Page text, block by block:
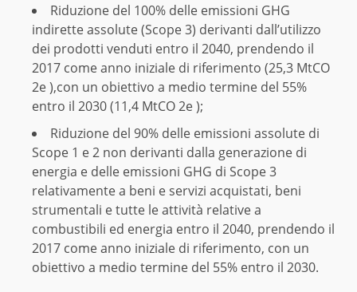
Riduzione del 100% delle emissioni GHG
indirette assolute (Scope 3) derivanti dall’utilizzo
dei prodotti venduti entro il 2040, prendendo il
2017 come anno iniziale di riferimento (25,3 MtCO
2e ),con un obiettivo a medio termine del 55%
entro il 2030 (11,4 MtCO 2e );
Riduzione del 90% delle emissioni assolute di
Scope 1 e 2 non derivanti dalla generazione di
energia e delle emissioni GHG di Scope 3
relativamente a beni e servizi acquistati, beni
strumentali e tutte le attività relative a
combustibili ed energia entro il 2040, prendendo il
2017 come anno iniziale di riferimento, con un
obiettivo a medio termine del 55% entro il 2030.